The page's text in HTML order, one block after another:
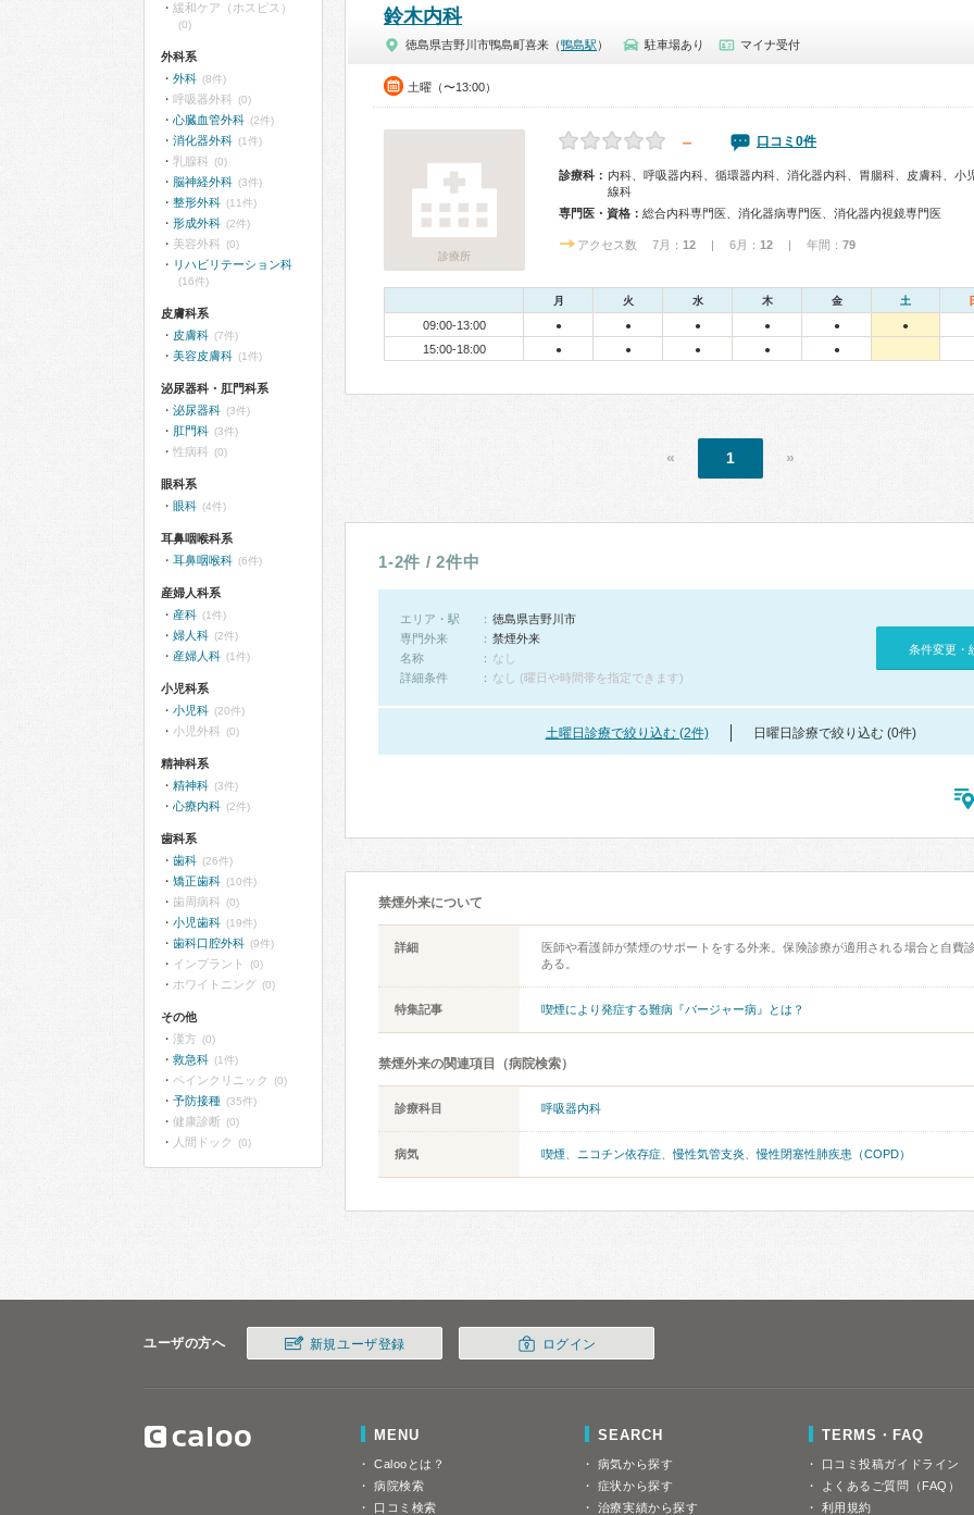
鈴木内科
徳島県吉野川市鴨島町喜来（鴨島駅 ） 駐車場あり マイナ受付
土曜（〜13:00）
診療所
－ 口コミ0件
診療科： 内科、呼吸器内科、循環器内科、消化器内科、胃腸科、皮膚科、小
線科
専門医・資格： 総合内科専門医、消化器病専門医、消化器内視鏡専門医
アクセス数 7月： 12 | 6月： 12 | 年間： 79
月 火 水 木 金 土
09:00-13:00 ● ● ● ● ● ●
15:00-18:00 ● ● ● ● ●
« 1 »
1-2件 / 2件中
エリア・駅
徳島県吉野川市
専門外来
禁煙外来
名称
なし
詳細条件
なし (曜日や時間帯を指定できます)
条件変更・
土曜日診療で絞り込む (2件) 日曜日診療で絞り込む (0件)
禁煙外来について
詳細
医師や看護師が禁煙のサポートをする外来。保険診療が適用される場合と自費
ある。
特集記事 喫煙により発症する難病『バージャー病』とは？
禁煙外来の関連項目（病院検索）
診療科目 呼吸器内科
病気 喫煙 ニコチン依存症 、慢性気管支炎 、慢性閉塞性肺疾患（COPD）
緩和ケア（ホスピス）
(0)
外科系
外科 (8件)
呼吸器外科 (0)
心臓血管外科 (2件)
消化器外科 (1件)
乳腺科 (0)
脳神経外科 (3件)
整形外科 (11件)
形成外科 (2件)
美容外科 (0)
リハビリテーション科
(16件)
皮膚科系
皮膚科 (7件)
美容皮膚科 (1件)
泌尿器科・肛門科系
泌尿器科 (3件)
肛門科 (3件)
性病科 (0)
眼科系
眼科 (4件)
耳鼻咽喉科系
耳鼻咽喉科 (6件)
産婦人科系
産科 (1件)
婦人科 (2件)
産婦人科 (1件)
小児科系
小児科 (20件)
小児外科 (0)
精神科系
精神科 (3件)
心療内科 (2件)
歯科系
歯科 (26件)
矯正歯科 (10件)
歯周病科 (0)
小児歯科 (19件)
歯科口腔外科 (9件)
インプラント (0)
ホワイトニング (0)
その他
漢方 (0)
救急科 (1件)
ペインクリニック (0)
予防接種 (35件)
健康診断 (0)
人間ドック (0)
ユーザの方へ 新規ユーザ登録 ログイン
MENU
Calooとは？
病院検索
口コミ検索
SEARCH
病気から探す
症状から探す
治療実績から探す
TERMS・FAQ
口コミ投稿ガイドライン
よくあるご質問（FAQ）
利用規約